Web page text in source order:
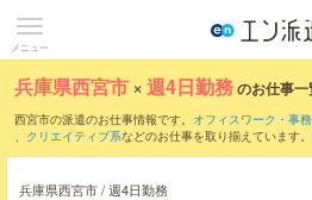
メニュー
兵庫県西宮市 ×週4日勤務のお仕事一
西宮市の派遣のお仕事情報です。 オフィスワーク・事
、 クリエイティブ系などのお仕事を取り揃えています
兵庫県西宮市 / 週4日勤務